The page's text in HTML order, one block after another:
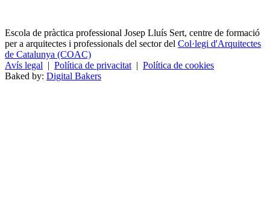
Escola de pràctica professional Josep Lluís Sert, centre de formació
per a arquitectes i professionals del sector del Col·legi d'Arquitectes
de Catalunya (COAC)
Avís legal | Política de privacitat | Política de cookies
Baked by: Digital Bakers